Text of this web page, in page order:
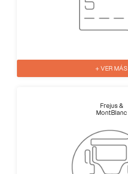
+ VER MÁS
Frejus &
MontBlanc